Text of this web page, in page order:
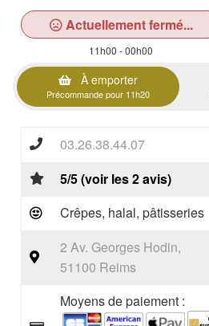
Actuellement fermé...
11h00 - 00h00
À emporter
Précommande pour 11h20
03.26.38.44.07
5/5 (voir les 2 avis)
Crêpes, halal, pâtisseries
2 Av. Georges Hodin,
51100 Reims
Moyens de paiement :